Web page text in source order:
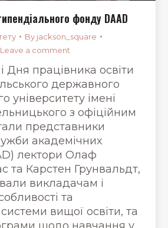
фонду DAAD
By jackson_square
Leave a comment
Дня працівника освіти
державного
університету імені
з офіційним
представники
академічних
лектори Олаф
та Карстен Грунвальдт,
викладачам і
та
вищої освіти, та